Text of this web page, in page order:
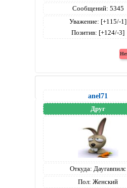
Сообщений: 5345
Уважение: [+115/-1]
Позитив: [+124/-3]
anel71
Друг
Откуда: Даугавпилс
Пол: Женский